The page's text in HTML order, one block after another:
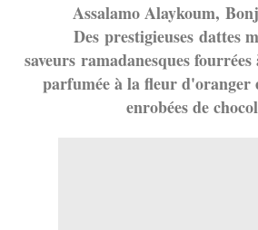
Assalamo Alaykoum,
Des prestigieuses dattes
saveurs ramadanesques
parfumée à la fleur d'oranger
enrobées de